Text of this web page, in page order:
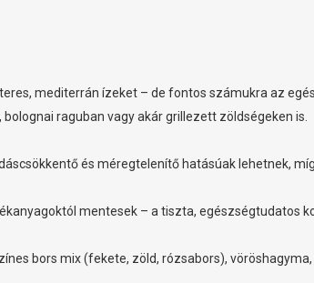
mediterrán ízeket – de fontos számukra az
raguban vagy akár grillezett zöldségeken is.
és méregtelenítő hatásúak lehetnek,
mentesek – a tiszta, egészségtudatos
bors mix (fekete, zöld, rózsabors),